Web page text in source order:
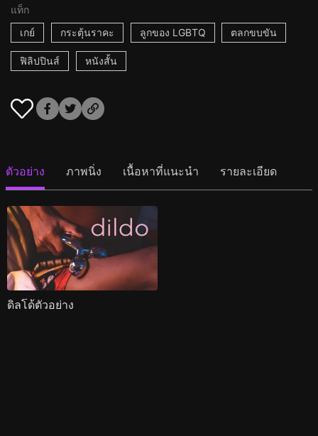
แท็ก
เกย์
กระตุ้นราคะ ลูกของ LGBTQ ตลกขบขัน
ฟิลิปปินส์ หนังสั้น
ตัวอย่าง ภาพนิ่ง เนื้อหาที่แนะนำ รายละเอียด
ดิลโด้ตัวอย่าง